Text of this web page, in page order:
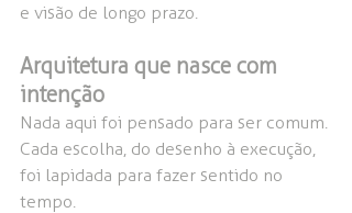
e visão de longo prazo.
Arquitetura que nasce com
intenção
Nada aqui foi pensado para ser comum.
Cada escolha, do desenho à execução,
foi lapidada para fazer sentido no
tempo.